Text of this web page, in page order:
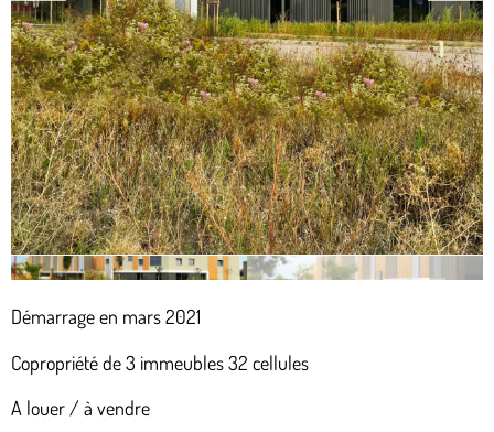
Démarrage en mars 2021
Copropriété de 3 immeubles 32 cellules
A louer / à vendre